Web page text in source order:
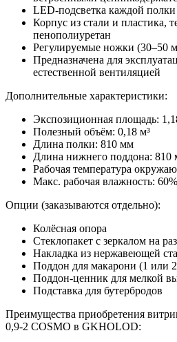
LED-подсветка каждой
Корпус из стали и пластика,
пенополиуретан
Регулируемые ножки (30–50
Предназначена для
естественной вентиляцией
Дополнительные характеристики:
Экспозиционная площадь:
Полезный объём: 0,18 м³
Длина полки: 810 мм
Длина нижнего поддона: 810
Рабочая температура
Макс. рабочая влажность: 60%
Опции (заказываются отдельно):
Колёсная опора
Стеклопакет с зеркалом на
Накладка из нержавеющей
Поддон для макарони (1 или
Поддон-ценник для мелкой
Подставка для бутербродов
Преимущества приобретения
0,9-2 COSMO в GKHOLOD: